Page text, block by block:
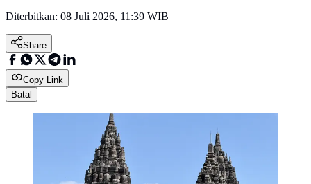
Diterbitkan: 08 Juli 2026, 11:39 WIB
Share
Copy Link
Batal